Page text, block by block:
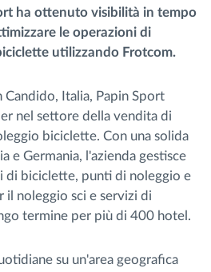
e monitoraggio
le attività della flotta
ha ottenuto visibilità in tempo
le operazioni di
utilizzando Frotcom.
Candido, Italia, Papin Sport
nel settore della vendita di
biciclette. Con una solida
e Germania, l'azienda gestisce
di biciclette, punti di noleggio e
il noleggio sci e servizi di
termine per più di 400 hotel.
su un'area geografica